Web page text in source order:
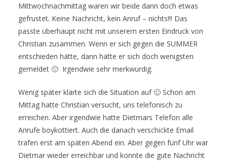
Mittwochnachmittag waren wir beide dann doch etwas
gefrustet. Keine Nachricht, kein Anruf – nichts!!! Das
passte überhaupt nicht mit unserem ersten Eindruck von
Christian zusammen. Wenn er sich gegen die SUMMER
entschieden hätte, dann hätte er sich doch wenigsten
gemeldet 🙁 Irgendwie sehr merkwürdig.
Wenig später klärte sich die Situation auf 🙂 Schon am
Mittag hatte Christian versucht, uns telefonisch zu
erreichen. Aber irgendwie hatte Dietmars Telefon alle
Anrufe boykottiert. Auch die danach verschickte Email
trafen erst am späten Abend ein. Aber gegen fünf Uhr war
Dietmar wieder erreichbar und konnte die gute Nachricht